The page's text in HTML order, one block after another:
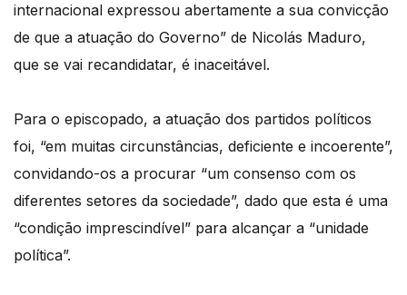
internacional expressou abertamente a sua convicção
de que a atuação do Governo” de Nicolás Maduro,
que se vai recandidatar, é inaceitável.
Para o episcopado, a atuação dos partidos políticos
foi, “em muitas circunstâncias, deficiente e incoerente”,
convidando-os a procurar “um consenso com os
diferentes setores da sociedade”, dado que esta é uma
“condição imprescindível” para alcançar a “unidade
política”.